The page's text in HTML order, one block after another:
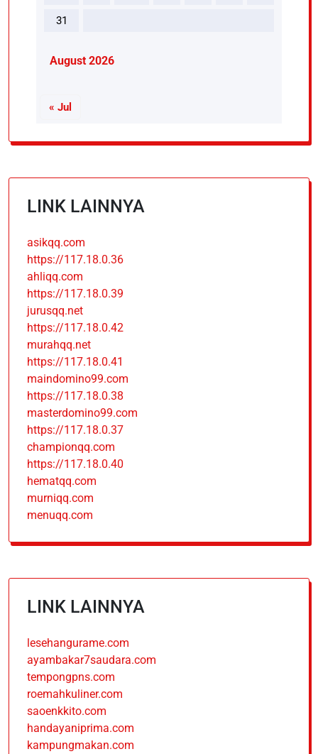
August 2026
31
« Jul
LINK LAINNYA
asikqq.com
https://117.18.0.36
ahliqq.com
https://117.18.0.39
jurusqq.net
https://117.18.0.42
murahqq.net
https://117.18.0.41
maindomino99.com
https://117.18.0.38
masterdomino99.com
https://117.18.0.37
championqq.com
https://117.18.0.40
hematqq.com
murniqq.com
menuqq.com
LINK LAINNYA
lesehangurame.com
ayambakar7saudara.com
tempongpns.com
roemahkuliner.com
saoenkkito.com
handayaniprima.com
kampungmakan.com